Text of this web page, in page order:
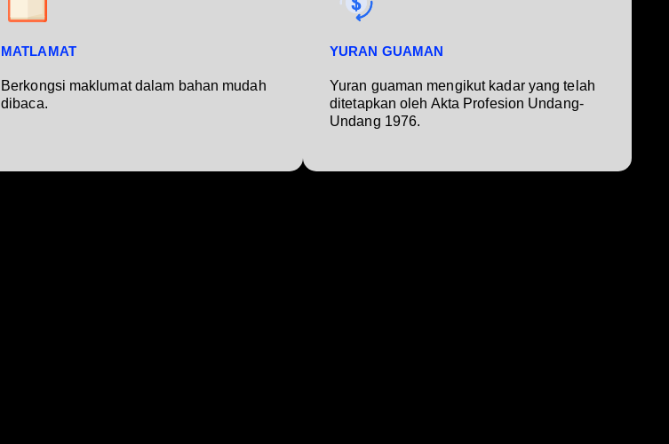
MATLAMAT
Berkongsi maklumat dalam bahan mudah
dibaca.
YURAN GUAMAN
Yuran guaman mengikut kadar yang telah
ditetapkan oleh Akta Profesion Undang-
Undang 1976.